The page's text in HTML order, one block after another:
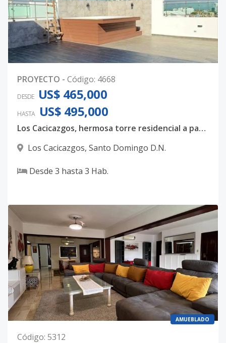
PROYECTO - Código: 4668
DESDE US$ 465,000
HASTA US$ 495,000
Los Cacicazgos, hermosa torre residencial a pasos de Mirador Sur, con amplios espacios interiores.
Los Cacicazgos, Santo Domingo D.N.
Desde 3 hasta 3 Hab.
AMUEBLADO
Código: 5312